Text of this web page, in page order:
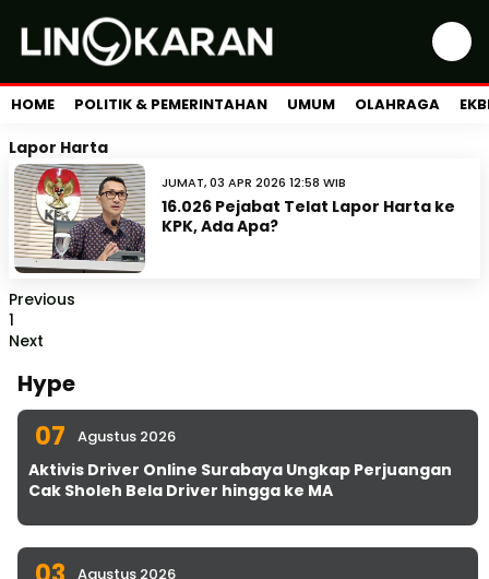
HOME POLITIK & PEMERINTAHAN UMUM OLAHRAGA
Lapor Harta
JUMAT, 03 APR 2026 12:58 WIB
16.026 Pejabat Telat Lapor Harta ke
KPK, Ada Apa?
Previous
1
Next
Hype
07 Agustus 2026
Aktivis Driver Online Surabaya Ungkap Perjuangan
Cak Sholeh Bela Driver hingga ke MA
Agustus 2026